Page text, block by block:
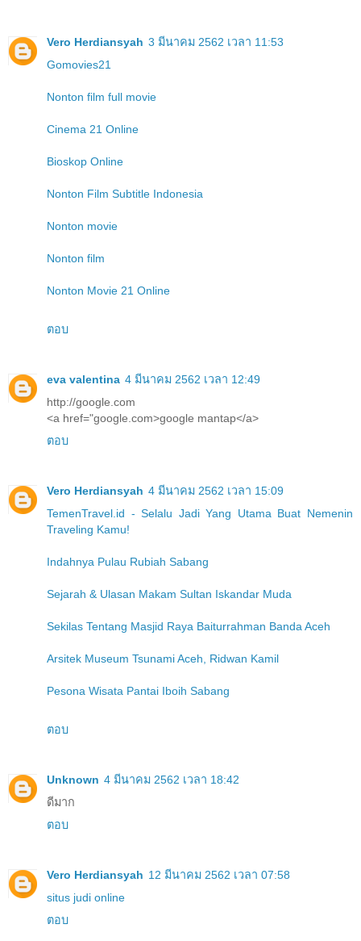
Vero Herdiansyah 3 มีนาคม 2562 เวลา 11:53
Gomovies21
Nonton film full movie
Cinema 21 Online
Bioskop Online
Nonton Film Subtitle Indonesia
Nonton movie
Nonton film
Nonton Movie 21 Online
ตอบ
eva valentina 4 มีนาคม 2562 เวลา 12:49
http://google.com
<a href="google.com>google mantap</a>
ตอบ
Vero Herdiansyah 4 มีนาคม 2562 เวลา 15:09
TemenTravel.id - Selalu Jadi Yang Utama Buat Nemenin
Traveling Kamu!
Indahnya Pulau Rubiah Sabang
Sejarah & Ulasan Makam Sultan Iskandar Muda
Sekilas Tentang Masjid Raya Baiturrahman Banda Aceh
Arsitek Museum Tsunami Aceh, Ridwan Kamil
Pesona Wisata Pantai Iboih Sabang
ตอบ
Unknown 4 มีนาคม 2562 เวลา 18:42
ดีมาก
ตอบ
Vero Herdiansyah 12 มีนาคม 2562 เวลา 07:58
situs judi online
ตอบ